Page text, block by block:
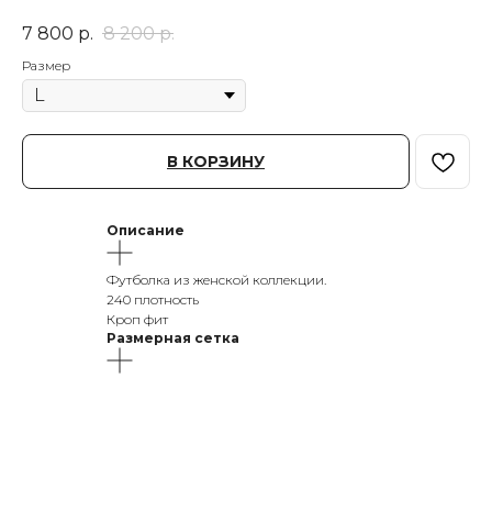
7 800 р. 8 200 р.
Размер
В КОРЗИНУ
Описание
Футболка из женской коллекции.
240 плотность
Кроп фит
Размерная сетка